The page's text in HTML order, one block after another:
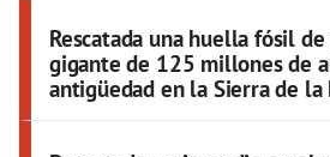
Rescatada una huella fósil
gigante de 125 millones de
antigüedad en la Sierra de la